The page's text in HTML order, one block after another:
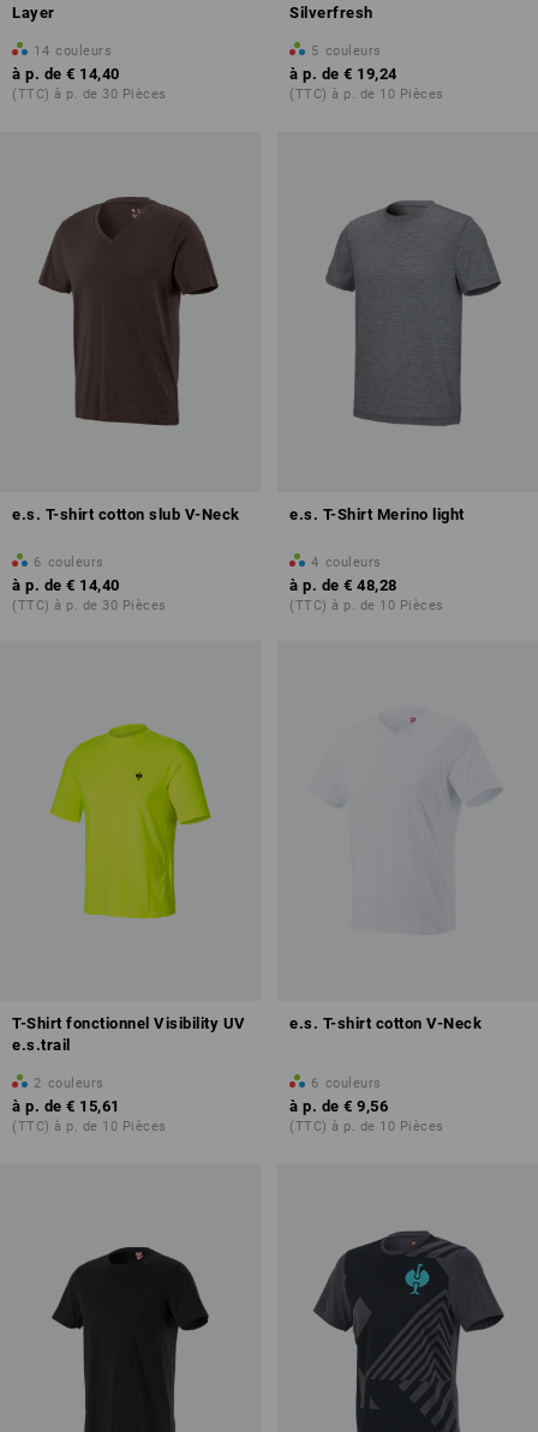
Layer
14 couleurs
à p. de € 14,40
(TTC) à p. de 30 Pièces
Silverfresh
5 couleurs
à p. de € 19,24
(TTC) à p. de 10 Pièces
e.s. T-shirt cotton slub V-Neck
6 couleurs
à p. de € 14,40
(TTC) à p. de 30 Pièces
e.s. T-Shirt Merino light
4 couleurs
à p. de € 48,28
(TTC) à p. de 10 Pièces
T-Shirt fonctionnel Visibility UV
e.s.trail
2 couleurs
à p. de € 15,61
(TTC) à p. de 10 Pièces
e.s. T-shirt cotton V-Neck
6 couleurs
à p. de € 9,56
(TTC) à p. de 10 Pièces